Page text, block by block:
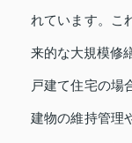
れています。こ
来的な大規模修
戸建て住宅の場
建物の維持管理